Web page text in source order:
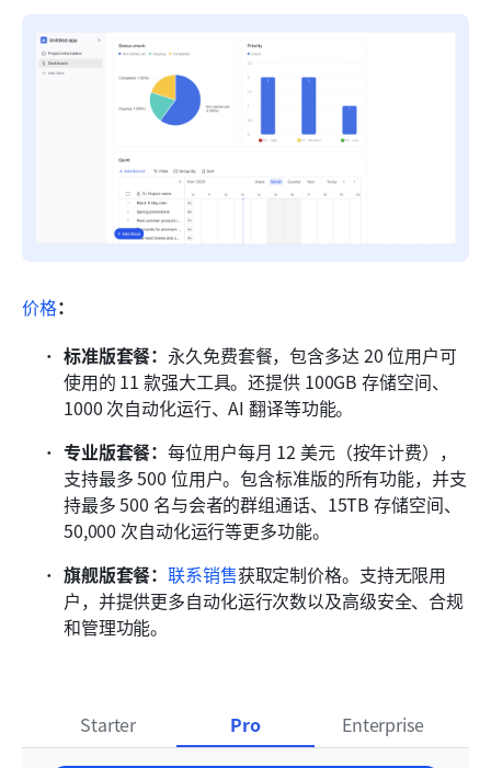
价格：
标准版套餐： 永久免费套餐，包含多达 20 位用户可
使用的 11 款强大工具。还提供 100GB 存储空间、
1000 次自动化运行、AI 翻译等功能。
专业版套餐：每位用户每月 12 美元（按年计费），
支持最多 500 位用户。包含标准版的所有功能，并支
持最多 500 名与会者的群组通话、15TB 存储空间、
50,000 次自动化运行等更多功能。
旗舰版套餐：联系销售获取定制价格。支持无限用
户，并提供更多自动化运行次数以及高级安全、合规
和管理功能。
Starter Pro Enterprise